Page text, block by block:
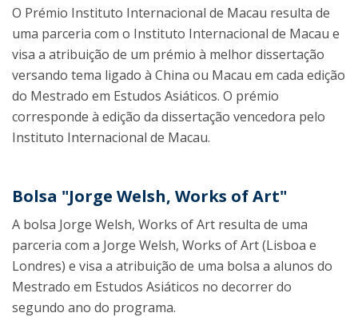
O Prémio Instituto Internacional de Macau resulta de
uma parceria com o Instituto Internacional de Macau e
visa a atribuição de um prémio à melhor dissertação
versando tema ligado à China ou Macau em cada edição
do Mestrado em Estudos Asiáticos. O prémio
corresponde à edição da dissertação vencedora pelo
Instituto Internacional de Macau.
Bolsa "Jorge Welsh, Works of Art"
A bolsa Jorge Welsh, Works of Art resulta de uma
parceria com a Jorge Welsh, Works of Art (Lisboa e
Londres) e visa a atribuição de uma bolsa a alunos do
Mestrado em Estudos Asiáticos no decorrer do
segundo ano do programa.